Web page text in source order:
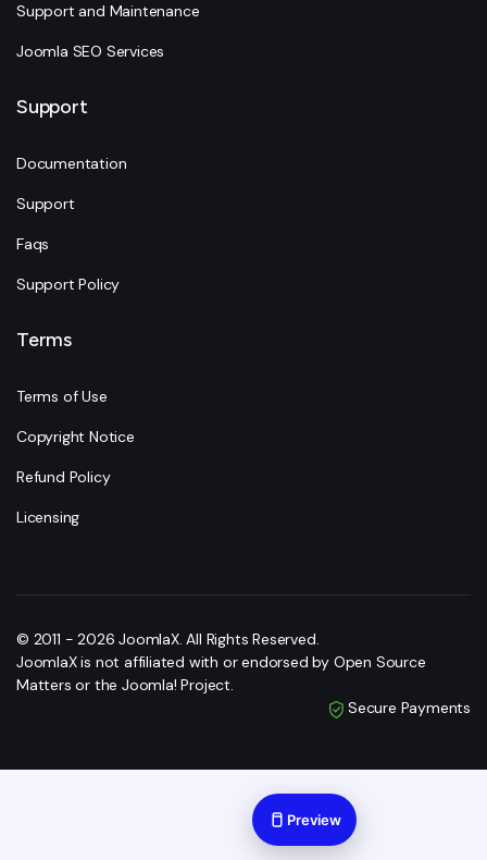
Support and Maintenance
Joomla SEO Services
Support
Documentation
Support
Faqs
Support Policy
Terms
Terms of Use
Copyright Notice
Refund Policy
Licensing
© 2011 - 2026 JoomlaX. All Rights Reserved.
JoomlaX is not affiliated with or endorsed by Open Source
Matters or the Joomla! Project.
Secure Payments
Preview